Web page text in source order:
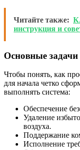
Читайте также:
инструкция и
Основные
Чтобы понять, как
для начала четко
выполнять система:
Обеспечение
Удаление
воздуха.
Поддержание
Исполнение